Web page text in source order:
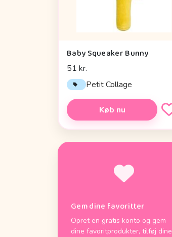
Baby Squeaker Bunny
51 kr.
Petit Collage
Køb nu
Gem dine favoritter
Opret en gratis konto og gem
dine favoritprodukter, tilføj dine